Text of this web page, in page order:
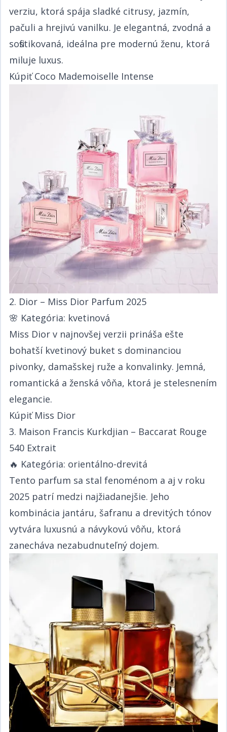
verziu, ktorá spája sladké citrusy, jazmín,
pačuli a hrejivú vanilku. Je elegantná, zvodná a
sofistikovaná, ideálna pre modernú ženu, ktorá
miluje luxus.​​​​‌ ‍ ​‍​‍‌‍ ‌ ​‍‌‍‍‌‌‍‌ ‌‍‍‌‌‍ ‍​‍​‍​ ‍‍​‍​‍‌ ​ ‌‍​‌‌‍ ‍‌‍‍‌‌ ‌​‌ ‍‌​‍ ‍‌‍‍‌‌‍ ​‍​‍​‍ ​​‍​‍‌‍‍​‌ ​‍‌‍‌‌‌‍‌‍​‍​‍​ ‍‍​‍​‍‌‍‍​‌ ‌​‌ ‌​‌ ​​​ ‍‍​‍ ​‍ ‌‍ ​‌‍ ‌‍​ ‌‍​‌‌‍ ​‌‍‍​‌‍ ‌ ​ ‌ ‌​​ ‍‍​ ​ ​ ​​​ ​​​ ​​​‍ ‌ ​ ‌ ‌​‌ ‌‌‌‍‌​‌‍‍‌‌‍ ​‍ ‌‍‍‌‌‍ ‍‌ ‌​‌‍‌‌‌‍ ‍‌ ‌​​‍ ‌‍‌‌‌‍‌​‌‍‍‌‌ ‌​​‍ ‌‍ ‌‌‍ ‌‍‌​‌‍‌‌​ ‌‌ ​​‌ ​‍‌‍‌‌‌ ​ ‌‍‌‌‌‍ ‍‌ ‌​‌‍​‌‌ ‌​‌‍‍‌‌‍ ‌‍ ‍​ ‍ ‌‍‍‌‌‍‌​​ ‌‌ ​​‌‍ ‌ ​ ‌ ‌​​‍ ‌​ ​‍​ ​‍​ ​‍​ ​‍​ ‍‌​ ‍‌​ ‍‌​ ‍ ‌ ‌​‌ ‍‌‌ ​​‌‍‌‌​ ‌‌ ​​‌‍ ‌ ​ ‌ ‌​​ ‍ ‌ ​​‌‍​‌‌ ‌​‌‍‍​​ ‌‌‍​ ‌‍ ‌‍ ‍‌ ‌​‌‍‌‌‌‍ ‍‌ ‌​​‍‌‌​ ‌‌‌​​‍‌‌ ‌‍‍ ‌‍‌‌‌ ‍‌​‍‌‌​ ​ ‌​‌​​‍‌‌​ ​ ‌​‌​​‍‌‌​ ​‍​ ​‍​ ​‍​ ‍‌​ ‍‌​ ‌​​ ​​‌‍‌‌‌‍​ ‌‍‌‍​ ‍‌​ ​‍‌‍​ ​ ‍‌​‍‌‌​ ​‍​ ​‍​‍‌‌​ ‌‌‌​‌​​‍ ‍‌‍​ ‌‍‍​‌‍‍‌‌‍ ​‌‍‌​‌ ​‍‌‍‌‌‌‍ ‍​‍‌‌​ ‌‌‌​​‍‌‌ ‌‍‍ ‌‍‌‌‌ ‍‌​‍‌‌​ ​ ‌​‌​​‍‌‌​ ​ ‌​‌​​‍‌‌​ ​‍​ ​‍​ ​‍​ ‍‌​ ‍‌​ ‌​​ ​​‌‍‌‌‌‍​ ‌‍‌‍​ ‍‌​ ​‍‌‍​ ​ ‍‌​ ​​​‍‌‌​ ​‍​ ​‍​‍‌‌​ ‌‌‌​‌​​‍ ‍‌ ‌​‌‍‌‌‌ ‍​‌ ‌​​ ‌‍​‍‌‍​‌‌ ​ ‌‍‌‌‌‌‌‌‌ ​‍‌‍ ​​ ‌‌‍‍​‌ ‌​‌ ‌​‌ ​​​‍‌‌​ ​ ‌​​‌​‍‌‌​ ​‍‌​‌‍​‍‌‌​ ​‍‌​‌‍‌‍ ​‌‍ ‌‍​ ‌‍​‌‌‍ ​‌‍‍​‌‍ ‌ ​ ‌ ‌​​‍‌‌​ ​ ‌​​‌​ ​ ​ ​​​ ​​​ ​​​‍‌‌​ ​‍‌​‌‍‌ ​ ‌ ‌​‌ ‌‌‌‍‌​‌‍‍‌‌‍ ​‍‌‍‌‍‍‌‌‍‌​​ ‌‌ ​​‌‍ ‌ ​ ‌ ‌​​‍ ‌​ ​‍​ ​‍​ ​‍​ ​‍​ ‍‌​ ‍‌​ ‍‌​‍‌‍‌ ‌​‌ ‍‌‌ ​​‌‍‌‌​ ‌‌ ​​‌‍ ‌ ​ ‌ ‌​​‍‌‍‌ ​​‌‍​‌‌ ‌​‌‍‍​​ ‌‌‍​ ‌‍ ‌‍ ‍‌ ‌​‌‍‌‌‌‍ ‍‌ ‌​​‍‌‌​ ‌‌‌​​‍‌‌ ‌‍‍ ‌‍‌‌‌ ‍‌​‍‌‌​ ​ ‌​‌​​‍‌‌​ ​ ‌​‌​​‍‌‌​ ​‍​ ​‍​ ​‍​ ‍‌​ ‍‌​ ‌​​ ​​‌‍‌‌‌‍​ ‌‍‌‍​ ‍‌​ ​‍‌‍​ ​ ‍‌​‍‌‌​ ​‍​ ​‍​‍‌‌​ ‌‌‌​‌​​‍ ‍‌‍​ ‌‍‍​‌‍‍‌‌‍ ​‌‍‌​‌ ​‍‌‍‌‌‌‍ ‍​‍‌‌​ ‌‌‌​​‍‌‌ ‌‍‍ ‌‍‌‌‌ ‍‌​‍‌‌​ ​ ‌​‌​​‍‌‌​ ​ ‌​‌​​‍‌‌​ ​‍​ ​‍​ ​‍​ ‍‌​ ‍‌​ ‌​​ ​​‌‍‌‌‌‍​ ‌‍‌‍​ ‍‌​ ​‍‌‍​ ​ ‍‌​ ​​​‍‌‌​ ​‍​ ​‍​‍‌‌​ ‌‌‌​‌​​‍ ‍‌ ‌​‌‍‌‌‌ ‍​‌ ‌​​‍‌‍‌ ​​‌‍‌‌‌ ​‍‌ ​ ‌ ​​‌‍‌‌‌‍​ ‌ ‌​‌‍‍‌‌ ‌‍‌‍‌‌​ ‌‌ ​​‌ ‌‌‌‍​‍‌‍ ​‌‍‍‌‌ ​ ‌‍‍​‌‍‌‌‌‍‌​​‍​‍‌ ‌
Kúpiť Coco Mademoiselle Intense​​​​‌ ‍ ​‍​‍‌‍ ‌ ​‍‌‍‍‌‌‍‌ ‌‍‍‌‌‍ ‍​‍​‍​ ‍‍​‍​‍‌ ​ ‌‍​‌‌‍ ‍‌‍‍‌‌ ‌​‌ ‍‌​‍ ‍‌‍‍‌‌‍ ​‍​‍​‍ ​​‍​‍‌‍‍​‌ ​‍‌‍‌‌‌‍‌‍​‍​‍​ ‍‍​‍​‍‌‍‍​‌ ‌​‌ ‌​‌ ​​​ ‍‍​‍ ​‍ ‌‍ ​‌‍ ‌‍​ ‌‍​‌‌‍ ​‌‍‍​‌‍ ‌ ​ ‌ ‌​​ ‍‍​ ​ ​ ​​​ ​​​ ​​​‍ ‌ ​ ‌ ‌​‌ ‌‌‌‍‌​‌‍‍‌‌‍ ​‍ ‌‍‍‌‌‍ ‍‌ ‌​‌‍‌‌‌‍ ‍‌ ‌​​‍ ‌‍‌‌‌‍‌​‌‍‍‌‌ ‌​​‍ ‌‍ ‌‌‍ ‌‍‌​‌‍‌‌​ ‌‌ ​​‌ ​‍‌‍‌‌‌ ​ ‌‍‌‌‌‍ ‍‌ ‌​‌‍​‌‌ ‌​‌‍‍‌‌‍ ‌‍ ‍​ ‍ ‌‍‍‌‌‍‌​​ ‌‌ ​​‌‍ ‌ ​ ‌ ‌​​‍ ‌​ ​‍​ ​‍​ ​‍​ ​‍​ ‍‌​ ‍‌​ ‍‌​ ‍ ‌ ‌​‌ ‍‌‌ ​​‌‍‌‌​ ‌‌ ​​‌‍ ‌ ​ ‌ ‌​​ ‍ ‌ ​​‌‍​‌‌ ‌​‌‍‍​​ ‌‌‍​ ‌‍ ‌‍ ‍‌ ‌​‌‍‌‌‌‍ ‍‌ ‌​​‍‌‌​ ‌‌‌​​‍‌‌ ‌‍‍ ‌‍‌‌‌ ‍‌​‍‌‌​ ​ ‌​‌​​‍‌‌​ ​ ‌​‌​​‍‌‌​ ​‍​ ​‍​ ‌‍​ ​ ​ ‍‌‌‍​ ​ ​ ‌‍​ ‌‍‌‌‌‍‌​​ ​‌​ ‌​​ ‌​​ ​‌​‍‌‌​ ​‍​ ​‍​‍‌‌​ ‌‌‌​‌​​‍ ‍‌‍​ ‌‍‍​‌‍‍‌‌‍ ​‌‍‌​‌ ​‍‌‍‌‌‌‍ ‍​‍‌‌​ ‌‌‌​​‍‌‌ ‌‍‍ ‌‍‌‌‌ ‍‌​‍‌‌​ ​ ‌​‌​​‍‌‌​ ​ ‌​‌​​‍‌‌​ ​‍​ ​‍‌‍​‌​ ‍‌​ ‌‍​ ​‌​ ‍​‌‍‌​​ ​‍​ ‌ ​ ‌‌​ ‌​‌‍‌​​ ‌​​‍‌‌​ ​‍​ ​‍​‍‌‌​ ‌‌‌​‌​​‍ ‍‌ ‌​‌‍‌‌‌ ‍​‌ ‌​​ ‌‍​‍‌‍​‌‌ ​ ‌‍‌‌‌‌‌‌‌ ​‍‌‍ ​​ ‌‌‍‍​‌ ‌​‌ ‌​‌ ​​​‍‌‌​ ​ ‌​​‌​‍‌‌​ ​‍‌​‌‍​‍‌‌​ ​‍‌​‌‍‌‍ ​‌‍ ‌‍​ ‌‍​‌‌‍ ​‌‍‍​‌‍ ‌ ​ ‌ ‌​​‍‌‌​ ​ ‌​​‌​ ​ ​ ​​​ ​​​ ​​​‍‌‌​ ​‍‌​‌‍‌ ​ ‌ ‌​‌ ‌‌‌‍‌​‌‍‍‌‌‍ ​‍‌‍‌‍‍‌‌‍‌​​ ‌‌ ​​‌‍ ‌ ​ ‌ ‌​​‍ ‌​ ​‍​ ​‍​ ​‍​ ​‍​ ‍‌​ ‍‌​ ‍‌​‍‌‍‌ ‌​‌ ‍‌‌ ​​‌‍‌‌​ ‌‌ ​​‌‍ ‌ ​ ‌ ‌​​‍‌‍‌ ​​‌‍​‌‌ ‌​‌‍‍​​ ‌‌‍​ ‌‍ ‌‍ ‍‌ ‌​‌‍‌‌‌‍ ‍‌ ‌​​‍‌‌​ ‌‌‌​​‍‌‌ ‌‍‍ ‌‍‌‌‌ ‍‌​‍‌‌​ ​ ‌​‌​​‍‌‌​ ​ ‌​‌​​‍‌‌​ ​‍​ ​‍​ ‌‍​ ​ ​ ‍‌‌‍​ ​ ​ ‌‍​ ‌‍‌‌‌‍‌​​ ​‌​ ‌​​ ‌​​ ​‌​‍‌‌​ ​‍​ ​‍​‍‌‌​ ‌‌‌​‌​​‍ ‍‌‍​ ‌‍‍​‌‍‍‌‌‍ ​‌‍‌​‌ ​‍‌‍‌‌‌‍ ‍​‍‌‌​ ‌‌‌​​‍‌‌ ‌‍‍ ‌‍‌‌‌ ‍‌​‍‌‌​ ​ ‌​‌​​‍‌‌​ ​ ‌​‌​​‍‌‌​ ​‍​ ​‍‌‍​‌​ ‍‌​ ‌‍​ ​‌​ ‍​‌‍‌​​ ​‍​ ‌ ​ ‌‌​ ‌​‌‍‌​​ ‌​​‍‌‌​ ​‍​ ​‍​‍‌‌​ ‌‌‌​‌​​‍ ‍‌ ‌​‌‍‌‌‌ ‍​‌ ‌​​‍‌‍‌ ​​‌‍‌‌‌ ​‍‌ ​ ‌ ​​‌‍‌‌‌‍​ ‌ ‌​‌‍‍‌‌ ‌‍‌‍‌‌​ ‌‌ ​​‌ ‌‌‌‍​‍‌‍ ​‌‍‍‌‌ ​ ‌‍‍​‌‍‌‌‌‍‌​​‍​‍‌ ‌
2. Dior – Miss Dior Parfum 2025​​​​‌ ‍ ​‍​‍‌‍ ‌ ​‍‌‍‍‌‌‍‌ ‌‍‍‌‌‍ ‍​‍​‍​ ‍‍​‍​‍‌ ​ ‌‍​‌‌‍ ‍‌‍‍‌‌ ‌​‌ ‍‌​‍ ‍‌‍‍‌‌‍ ​‍​‍​‍ ​​‍​‍‌‍‍​‌ ​‍‌‍‌‌‌‍‌‍​‍​‍​ ‍‍​‍​‍‌‍‍​‌ ‌​‌ ‌​‌ ​​​ ‍‍​‍ ​‍ ‌‍ ​‌‍ ‌‍​ ‌‍​‌‌‍ ​‌‍‍​‌‍ ‌ ​ ‌ ‌​​ ‍‍​ ​ ​ ​​​ ​​​ ​​​‍ ‌ ​ ‌ ‌​‌ ‌‌‌‍‌​‌‍‍‌‌‍ ​‍ ‌‍‍‌‌‍ ‍‌ ‌​‌‍‌‌‌‍ ‍‌ ‌​​‍ ‌‍‌‌‌‍‌​‌‍‍‌‌ ‌​​‍ ‌‍ ‌‌‍ ‌‍‌​‌‍‌‌​ ‌‌ ​​‌ ​‍‌‍‌‌‌ ​ ‌‍‌‌‌‍ ‍‌ ‌​‌‍​‌‌ ‌​‌‍‍‌‌‍ ‌‍ ‍​ ‍ ‌‍‍‌‌‍‌​​ ‌‌ ​​‌‍ ‌ ​ ‌ ‌​​‍ ‌​ ​‍​ ​‍​ ​‍​ ​‍​ ‍‌​ ‍‌​ ‍‌​ ‍ ‌ ‌​‌ ‍‌‌ ​​‌‍‌‌​ ‌‌ ​​‌‍ ‌ ​ ‌ ‌​​ ‍ ‌ ​​‌‍​‌‌ ‌​‌‍‍​​ ‌‌‍​ ‌‍ ‌‍ ‍‌ ‌​‌‍‌‌‌‍ ‍‌ ‌​​‍‌‌​ ‌‌‌​​‍‌‌ ‌‍‍ ‌‍‌‌‌ ‍‌​‍‌‌​ ​ ‌​‌​​‍‌‌​ ​ ‌​‌​​‍‌‌​ ​‍​ ​‍​ ​‌‌‍​‌​ ‌​‌‍‌‌​ ​​​ ‌ ​ ‌​​ ‌‌​ ​ ​ ‌‍​ ​‌‌‍​ ​‍‌‌​ ​‍​ ​‍​‍‌‌​ ‌‌‌​‌​​‍ ‍‌‍​ ‌‍‍​‌‍‍‌‌‍ ​‌‍‌​‌ ​‍‌‍‌‌‌‍ ‍​‍‌‌​ ‌‌‌​​‍‌‌ ‌‍‍ ‌‍‌‌‌ ‍‌​‍‌‌​ ​ ‌​‌​​‍‌‌​ ​ ‌​‌​​‍‌‌​ ​‍​ ​‍​ ​‌‌‍​‌​ ‌​‌‍‌‌​ ​​​ ‌ ​ ‌​​ ‌‌​ ​ ​ ‌‍​ ​‌‌‍​ ​ ​​​‍‌‌​ ​‍​ ​‍​‍‌‌​ ‌‌‌​‌​​‍ ‍‌ ‌​‌‍‌‌‌ ‍​‌ ‌​​ ‌‍​‍‌‍​‌‌ ​ ‌‍‌‌‌‌‌‌‌ ​‍‌‍ ​​ ‌‌‍‍​‌ ‌​‌ ‌​‌ ​​​‍‌‌​ ​ ‌​​‌​‍‌‌​ ​‍‌​‌‍​‍‌‌​ ​‍‌​‌‍‌‍ ​‌‍ ‌‍​ ‌‍​‌‌‍ ​‌‍‍​‌‍ ‌ ​ ‌ ‌​​‍‌‌​ ​ ‌​​‌​ ​ ​ ​​​ ​​​ ​​​‍‌‌​ ​‍‌​‌‍‌ ​ ‌ ‌​‌ ‌‌‌‍‌​‌‍‍‌‌‍ ​‍‌‍‌‍‍‌‌‍‌​​ ‌‌ ​​‌‍ ‌ ​ ‌ ‌​​‍ ‌​ ​‍​ ​‍​ ​‍​ ​‍​ ‍‌​ ‍‌​ ‍‌​‍‌‍‌ ‌​‌ ‍‌‌ ​​‌‍‌‌​ ‌‌ ​​‌‍ ‌ ​ ‌ ‌​​‍‌‍‌ ​​‌‍​‌‌ ‌​‌‍‍​​ ‌‌‍​ ‌‍ ‌‍ ‍‌ ‌​‌‍‌‌‌‍ ‍‌ ‌​​‍‌‌​ ‌‌‌​​‍‌‌ ‌‍‍ ‌‍‌‌‌ ‍‌​‍‌‌​ ​ ‌​‌​​‍‌‌​ ​ ‌​‌​​‍‌‌​ ​‍​ ​‍​ ​‌‌‍​‌​ ‌​‌‍‌‌​ ​​​ ‌ ​ ‌​​ ‌‌​ ​ ​ ‌‍​ ​‌‌‍​ ​‍‌‌​ ​‍​ ​‍​‍‌‌​ ‌‌‌​‌​​‍ ‍‌‍​ ‌‍‍​‌‍‍‌‌‍ ​‌‍‌​‌ ​‍‌‍‌‌‌‍ ‍​‍‌‌​ ‌‌‌​​‍‌‌ ‌‍‍ ‌‍‌‌‌ ‍‌​‍‌‌​ ​ ‌​‌​​‍‌‌​ ​ ‌​‌​​‍‌‌​ ​‍​ ​‍​ ​‌‌‍​‌​ ‌​‌‍‌‌​ ​​​ ‌ ​ ‌​​ ‌‌​ ​ ​ ‌‍​ ​‌‌‍​ ​ ​​​‍‌‌​ ​‍​ ​‍​‍‌‌​ ‌‌‌​‌​​‍ ‍‌ ‌​‌‍‌‌‌ ‍​‌ ‌​​‍‌‍‌ ​​‌‍‌‌‌ ​‍‌ ​ ‌ ​​‌‍‌‌‌‍​ ‌ ‌​‌‍‍‌‌ ‌‍‌‍‌‌​ ‌‌ ​​‌ ‌‌‌‍​‍‌‍ ​‌‍‍‌‌ ​ ‌‍‍​‌‍‌‌‌‍‌​​‍​‍‌ ‌
🌸 ​​​​‌ ‍ ​‍​‍‌‍ ‌ ​‍‌‍‍‌‌‍‌ ‌‍‍‌‌‍ ‍​‍​‍​ ‍‍​‍​‍‌ ​ ‌‍​‌‌‍ ‍‌‍‍‌‌ ‌​‌ ‍‌​‍ ‍‌‍‍‌‌‍ ​‍​‍​‍ ​​‍​‍‌‍‍​‌ ​‍‌‍‌‌‌‍‌‍​‍​‍​ ‍‍​‍​‍‌‍‍​‌ ‌​‌ ‌​‌ ​​​ ‍‍​‍ ​‍ ‌‍ ​‌‍ ‌‍​ ‌‍​‌‌‍ ​‌‍‍​‌‍ ‌ ​ ‌ ‌​​ ‍‍​ ​ ​ ​​​ ​​​ ​​​‍ ‌ ​ ‌ ‌​‌ ‌‌‌‍‌​‌‍‍‌‌‍ ​‍ ‌‍‍‌‌‍ ‍‌ ‌​‌‍‌‌‌‍ ‍‌ ‌​​‍ ‌‍‌‌‌‍‌​‌‍‍‌‌ ‌​​‍ ‌‍ ‌‌‍ ‌‍‌​‌‍‌‌​ ‌‌ ​​‌ ​‍‌‍‌‌‌ ​ ‌‍‌‌‌‍ ‍‌ ‌​‌‍​‌‌ ‌​‌‍‍‌‌‍ ‌‍ ‍​ ‍ ‌‍‍‌‌‍‌​​ ‌‌ ​​‌‍ ‌ ​ ‌ ‌​​‍ ‌​ ​‍​ ​‍​ ​‍​ ​‍​ ‍‌​ ‍‌​ ‍‌​ ‍ ‌ ‌​‌ ‍‌‌ ​​‌‍‌‌​ ‌‌ ​​‌‍ ‌ ​ ‌ ‌​​ ‍ ‌ ​​‌‍​‌‌ ‌​‌‍‍​​ ‌‌‍​ ‌‍ ‌‍ ‍‌ ‌​‌‍‌‌‌‍ ‍‌ ‌​​‍‌‌​ ‌‌‌​​‍‌‌ ‌‍‍ ‌‍‌‌‌ ‍‌​‍‌‌​ ​ ‌​‌​​‍‌‌​ ​ ‌​‌​​‍‌‌​ ​‍​ ​‍​ ​​‌‍​‍​ ‍​​ ‌‌​ ​ ​ ​‍‌‍‌‌​ ​‍‌‍‌‍​ ​​​ ​ ​ ‌‌​‍‌‌​ ​‍​ ​‍​‍‌‌​ ‌‌‌​‌​​‍ ‍‌‍​ ‌‍‍​‌‍‍‌‌‍ ​‌‍‌​‌ ​‍‌‍‌‌‌‍ ‍​‍‌‌​ ‌‌‌​​‍‌‌ ‌‍‍ ‌‍‌‌‌ ‍‌​‍‌‌​ ​ ‌​‌​​‍‌‌​ ​ ‌​‌​​‍‌‌​ ​‍​ ​‍​ ​​‌‍​‍​ ‍​​ ‌‌​ ​ ​ ​‍‌‍‌‌​ ​‍‌‍‌‍​ ​​​ ​ ​ ‌‌​ ​​​‍‌‌​ ​‍​ ​‍​‍‌‌​ ‌‌‌​‌​​‍ ‍‌ ‌​‌‍‌‌‌ ‍​‌ ‌​​ ‌‍​‍‌‍​‌‌ ​ ‌‍‌‌‌‌‌‌‌ ​‍‌‍ ​​ ‌‌‍‍​‌ ‌​‌ ‌​‌ ​​​‍‌‌​ ​ ‌​​‌​‍‌‌​ ​‍‌​‌‍​‍‌‌​ ​‍‌​‌‍‌‍ ​‌‍ ‌‍​ ‌‍​‌‌‍ ​‌‍‍​‌‍ ‌ ​ ‌ ‌​​‍‌‌​ ​ ‌​​‌​ ​ ​ ​​​ ​​​ ​​​‍‌‌​ ​‍‌​‌‍‌ ​ ‌ ‌​‌ ‌‌‌‍‌​‌‍‍‌‌‍ ​‍‌‍‌‍‍‌‌‍‌​​ ‌‌ ​​‌‍ ‌ ​ ‌ ‌​​‍ ‌​ ​‍​ ​‍​ ​‍​ ​‍​ ‍‌​ ‍‌​ ‍‌​‍‌‍‌ ‌​‌ ‍‌‌ ​​‌‍‌‌​ ‌‌ ​​‌‍ ‌ ​ ‌ ‌​​‍‌‍‌ ​​‌‍​‌‌ ‌​‌‍‍​​ ‌‌‍​ ‌‍ ‌‍ ‍‌ ‌​‌‍‌‌‌‍ ‍‌ ‌​​‍‌‌​ ‌‌‌​​‍‌‌ ‌‍‍ ‌‍‌‌‌ ‍‌​‍‌‌​ ​ ‌​‌​​‍‌‌​ ​ ‌​‌​​‍‌‌​ ​‍​ ​‍​ ​​‌‍​‍​ ‍​​ ‌‌​ ​ ​ ​‍‌‍‌‌​ ​‍‌‍‌‍​ ​​​ ​ ​ ‌‌​‍‌‌​ ​‍​ ​‍​‍‌‌​ ‌‌‌​‌​​‍ ‍‌‍​ ‌‍‍​‌‍‍‌‌‍ ​‌‍‌​‌ ​‍‌‍‌‌‌‍ ‍​‍‌‌​ ‌‌‌​​‍‌‌ ‌‍‍ ‌‍‌‌‌ ‍‌​‍‌‌​ ​ ‌​‌​​‍‌‌​ ​ ‌​‌​​‍‌‌​ ​‍​ ​‍​ ​​‌‍​‍​ ‍​​ ‌‌​ ​ ​ ​‍‌‍‌‌​ ​‍‌‍‌‍​ ​​​ ​ ​ ‌‌​ ​​​‍‌‌​ ​‍​ ​‍​‍‌‌​ ‌‌‌​‌​​‍ ‍‌ ‌​‌‍‌‌‌ ‍​‌ ‌​​‍‌‍‌ ​​‌‍‌‌‌ ​‍‌ ​ ‌ ​​‌‍‌‌‌‍​ ‌ ‌​‌‍‍‌‌ ‌‍‌‍‌‌​ ‌‌ ​​‌ ‌‌‌‍​‍‌‍ ​‌‍‍‌‌ ​ ‌‍‍​‌‍‌‌‌‍‌​​‍​‍‌ ‌ Kategória: kvetinová​​​​‌ ‍ ​‍​‍‌‍ ‌ ​‍‌‍‍‌‌‍‌ ‌‍‍‌‌‍ ‍​‍​‍​ ‍‍​‍​‍‌ ​ ‌‍​‌‌‍ ‍‌‍‍‌‌ ‌​‌ ‍‌​‍ ‍‌‍‍‌‌‍ ​‍​‍​‍ ​​‍​‍‌‍‍​‌ ​‍‌‍‌‌‌‍‌‍​‍​‍​ ‍‍​‍​‍‌‍‍​‌ ‌​‌ ‌​‌ ​​​ ‍‍​‍ ​‍ ‌‍ ​‌‍ ‌‍​ ‌‍​‌‌‍ ​‌‍‍​‌‍ ‌ ​ ‌ ‌​​ ‍‍​ ​ ​ ​​​ ​​​ ​​​‍ ‌ ​ ‌ ‌​‌ ‌‌‌‍‌​‌‍‍‌‌‍ ​‍ ‌‍‍‌‌‍ ‍‌ ‌​‌‍‌‌‌‍ ‍‌ ‌​​‍ ‌‍‌‌‌‍‌​‌‍‍‌‌ ‌​​‍ ‌‍ ‌‌‍ ‌‍‌​‌‍‌‌​ ‌‌ ​​‌ ​‍‌‍‌‌‌ ​ ‌‍‌‌‌‍ ‍‌ ‌​‌‍​‌‌ ‌​‌‍‍‌‌‍ ‌‍ ‍​ ‍ ‌‍‍‌‌‍‌​​ ‌‌ ​​‌‍ ‌ ​ ‌ ‌​​‍ ‌​ ​‍​ ​‍​ ​‍​ ​‍​ ‍‌​ ‍‌​ ‍‌​ ‍ ‌ ‌​‌ ‍‌‌ ​​‌‍‌‌​ ‌‌ ​​‌‍ ‌ ​ ‌ ‌​​ ‍ ‌ ​​‌‍​‌‌ ‌​‌‍‍​​ ‌‌‍​ ‌‍ ‌‍ ‍‌ ‌​‌‍‌‌‌‍ ‍‌ ‌​​‍‌‌​ ‌‌‌​​‍‌‌ ‌‍‍ ‌‍‌‌‌ ‍‌​‍‌‌​ ​ ‌​‌​​‍‌‌​ ​ ‌​‌​​‍‌‌​ ​‍​ ​‍​ ​​‌‍​‍​ ‍​​ ‌‌​ ​ ​ ​‍‌‍‌‌​ ​‍‌‍‌‍​ ​​​ ​ ​ ‌‌​‍‌‌​ ​‍​ ​‍​‍‌‌​ ‌‌‌​‌​​‍ ‍‌‍​ ‌‍‍​‌‍‍‌‌‍ ​‌‍‌​‌ ​‍‌‍‌‌‌‍ ‍​‍‌‌​ ‌‌‌​​‍‌‌ ‌‍‍ ‌‍‌‌‌ ‍‌​‍‌‌​ ​ ‌​‌​​‍‌‌​ ​ ‌​‌​​‍‌‌​ ​‍​ ​‍​ ​​‌‍​‍​ ‍​​ ‌‌​ ​ ​ ​‍‌‍‌‌​ ​‍‌‍‌‍​ ​​​ ​ ​ ‌‌​ ​‌​‍‌‌​ ​‍​ ​‍​‍‌‌​ ‌‌‌​‌​​‍ ‍‌ ‌​‌‍‌‌‌ ‍​‌ ‌​​ ‌‍​‍‌‍​‌‌ ​ ‌‍‌‌‌‌‌‌‌ ​‍‌‍ ​​ ‌‌‍‍​‌ ‌​‌ ‌​‌ ​​​‍‌‌​ ​ ‌​​‌​‍‌‌​ ​‍‌​‌‍​‍‌‌​ ​‍‌​‌‍‌‍ ​‌‍ ‌‍​ ‌‍​‌‌‍ ​‌‍‍​‌‍ ‌ ​ ‌ ‌​​‍‌‌​ ​ ‌​​‌​ ​ ​ ​​​ ​​​ ​​​‍‌‌​ ​‍‌​‌‍‌ ​ ‌ ‌​‌ ‌‌‌‍‌​‌‍‍‌‌‍ ​‍‌‍‌‍‍‌‌‍‌​​ ‌‌ ​​‌‍ ‌ ​ ‌ ‌​​‍ ‌​ ​‍​ ​‍​ ​‍​ ​‍​ ‍‌​ ‍‌​ ‍‌​‍‌‍‌ ‌​‌ ‍‌‌ ​​‌‍‌‌​ ‌‌ ​​‌‍ ‌ ​ ‌ ‌​​‍‌‍‌ ​​‌‍​‌‌ ‌​‌‍‍​​ ‌‌‍​ ‌‍ ‌‍ ‍‌ ‌​‌‍‌‌‌‍ ‍‌ ‌​​‍‌‌​ ‌‌‌​​‍‌‌ ‌‍‍ ‌‍‌‌‌ ‍‌​‍‌‌​ ​ ‌​‌​​‍‌‌​ ​ ‌​‌​​‍‌‌​ ​‍​ ​‍​ ​​‌‍​‍​ ‍​​ ‌‌​ ​ ​ ​‍‌‍‌‌​ ​‍‌‍‌‍​ ​​​ ​ ​ ‌‌​‍‌‌​ ​‍​ ​‍​‍‌‌​ ‌‌‌​‌​​‍ ‍‌‍​ ‌‍‍​‌‍‍‌‌‍ ​‌‍‌​‌ ​‍‌‍‌‌‌‍ ‍​‍‌‌​ ‌‌‌​​‍‌‌ ‌‍‍ ‌‍‌‌‌ ‍‌​‍‌‌​ ​ ‌​‌​​‍‌‌​ ​ ‌​‌​​‍‌‌​ ​‍​ ​‍​ ​​‌‍​‍​ ‍​​ ‌‌​ ​ ​ ​‍‌‍‌‌​ ​‍‌‍‌‍​ ​​​ ​ ​ ‌‌​ ​‌​‍‌‌​ ​‍​ ​‍​‍‌‌​ ‌‌‌​‌​​‍ ‍‌ ‌​‌‍‌‌‌ ‍​‌ ‌​​‍‌‍‌ ​​‌‍‌‌‌ ​‍‌ ​ ‌ ​​‌‍‌‌‌‍​ ‌ ‌​‌‍‍‌‌ ‌‍‌‍‌‌​ ‌‌ ​​‌ ‌‌‌‍​‍‌‍ ​‌‍‍‌‌ ​ ‌‍‍​‌‍‌‌‌‍‌​​‍​‍‌ ‌
Miss Dior v najnovšej verzii prináša ešte
bohatší kvetinový buket s dominanciou
pivonky, damašskej ruže a konvalinky. Jemná,
romantická a ženská vôňa, ktorá je stelesnením
elegancie.​​​​‌ ‍ ​‍​‍‌‍ ‌ ​‍‌‍‍‌‌‍‌ ‌‍‍‌‌‍ ‍​‍​‍​ ‍‍​‍​‍‌ ​ ‌‍​‌‌‍ ‍‌‍‍‌‌ ‌​‌ ‍‌​‍ ‍‌‍‍‌‌‍ ​‍​‍​‍ ​​‍​‍‌‍‍​‌ ​‍‌‍‌‌‌‍‌‍​‍​‍​ ‍‍​‍​‍‌‍‍​‌ ‌​‌ ‌​‌ ​​​ ‍‍​‍ ​‍ ‌‍ ​‌‍ ‌‍​ ‌‍​‌‌‍ ​‌‍‍​‌‍ ‌ ​ ‌ ‌​​ ‍‍​ ​ ​ ​​​ ​​​ ​​​‍ ‌ ​ ‌ ‌​‌ ‌‌‌‍‌​‌‍‍‌‌‍ ​‍ ‌‍‍‌‌‍ ‍‌ ‌​‌‍‌‌‌‍ ‍‌ ‌​​‍ ‌‍‌‌‌‍‌​‌‍‍‌‌ ‌​​‍ ‌‍ ‌‌‍ ‌‍‌​‌‍‌‌​ ‌‌ ​​‌ ​‍‌‍‌‌‌ ​ ‌‍‌‌‌‍ ‍‌ ‌​‌‍​‌‌ ‌​‌‍‍‌‌‍ ‌‍ ‍​ ‍ ‌‍‍‌‌‍‌​​ ‌‌ ​​‌‍ ‌ ​ ‌ ‌​​‍ ‌​ ​‍​ ​‍​ ​‍​ ​‍​ ‍‌​ ‍‌​ ‍‌​ ‍ ‌ ‌​‌ ‍‌‌ ​​‌‍‌‌​ ‌‌ ​​‌‍ ‌ ​ ‌ ‌​​ ‍ ‌ ​​‌‍​‌‌ ‌​‌‍‍​​ ‌‌‍​ ‌‍ ‌‍ ‍‌ ‌​‌‍‌‌‌‍ ‍‌ ‌​​‍‌‌​ ‌‌‌​​‍‌‌ ‌‍‍ ‌‍‌‌‌ ‍‌​‍‌‌​ ​ ‌​‌​​‍‌‌​ ​ ‌​‌​​‍‌‌​ ​‍​ ​‍‌‍​‌​ ​​​ ​‍​ ‌ ‌‍‌​​ ​‌​ ​ ​ ‌‌​ ‍‌‌‍​‌‌‍​‍‌‍​ ​‍‌‌​ ​‍​ ​‍​‍‌‌​ ‌‌‌​‌​​‍ ‍‌‍​ ‌‍‍​‌‍‍‌‌‍ ​‌‍‌​‌ ​‍‌‍‌‌‌‍ ‍​‍‌‌​ ‌‌‌​​‍‌‌ ‌‍‍ ‌‍‌‌‌ ‍‌​‍‌‌​ ​ ‌​‌​​‍‌‌​ ​ ‌​‌​​‍‌‌​ ​‍​ ​‍‌‍​‌​ ​​​ ​‍​ ‌ ‌‍‌​​ ​‌​ ​ ​ ‌‌​ ‍‌‌‍​‌‌‍​‍‌‍​ ​ ​​​‍‌‌​ ​‍​ ​‍​‍‌‌​ ‌‌‌​‌​​‍ ‍‌ ‌​‌‍‌‌‌ ‍​‌ ‌​​ ‌‍​‍‌‍​‌‌ ​ ‌‍‌‌‌‌‌‌‌ ​‍‌‍ ​​ ‌‌‍‍​‌ ‌​‌ ‌​‌ ​​​‍‌‌​ ​ ‌​​‌​‍‌‌​ ​‍‌​‌‍​‍‌‌​ ​‍‌​‌‍‌‍ ​‌‍ ‌‍​ ‌‍​‌‌‍ ​‌‍‍​‌‍ ‌ ​ ‌ ‌​​‍‌‌​ ​ ‌​​‌​ ​ ​ ​​​ ​​​ ​​​‍‌‌​ ​‍‌​‌‍‌ ​ ‌ ‌​‌ ‌‌‌‍‌​‌‍‍‌‌‍ ​‍‌‍‌‍‍‌‌‍‌​​ ‌‌ ​​‌‍ ‌ ​ ‌ ‌​​‍ ‌​ ​‍​ ​‍​ ​‍​ ​‍​ ‍‌​ ‍‌​ ‍‌​‍‌‍‌ ‌​‌ ‍‌‌ ​​‌‍‌‌​ ‌‌ ​​‌‍ ‌ ​ ‌ ‌​​‍‌‍‌ ​​‌‍​‌‌ ‌​‌‍‍​​ ‌‌‍​ ‌‍ ‌‍ ‍‌ ‌​‌‍‌‌‌‍ ‍‌ ‌​​‍‌‌​ ‌‌‌​​‍‌‌ ‌‍‍ ‌‍‌‌‌ ‍‌​‍‌‌​ ​ ‌​‌​​‍‌‌​ ​ ‌​‌​​‍‌‌​ ​‍​ ​‍‌‍​‌​ ​​​ ​‍​ ‌ ‌‍‌​​ ​‌​ ​ ​ ‌‌​ ‍‌‌‍​‌‌‍​‍‌‍​ ​‍‌‌​ ​‍​ ​‍​‍‌‌​ ‌‌‌​‌​​‍ ‍‌‍​ ‌‍‍​‌‍‍‌‌‍ ​‌‍‌​‌ ​‍‌‍‌‌‌‍ ‍​‍‌‌​ ‌‌‌​​‍‌‌ ‌‍‍ ‌‍‌‌‌ ‍‌​‍‌‌​ ​ ‌​‌​​‍‌‌​ ​ ‌​‌​​‍‌‌​ ​‍​ ​‍‌‍​‌​ ​​​ ​‍​ ‌ ‌‍‌​​ ​‌​ ​ ​ ‌‌​ ‍‌‌‍​‌‌‍​‍‌‍​ ​ ​​​‍‌‌​ ​‍​ ​‍​‍‌‌​ ‌‌‌​‌​​‍ ‍‌ ‌​‌‍‌‌‌ ‍​‌ ‌​​‍‌‍‌ ​​‌‍‌‌‌ ​‍‌ ​ ‌ ​​‌‍‌‌‌‍​ ‌ ‌​‌‍‍‌‌ ‌‍‌‍‌‌​ ‌‌ ​​‌ ‌‌‌‍​‍‌‍ ​‌‍‍‌‌ ​ ‌‍‍​‌‍‌‌‌‍‌​​‍​‍‌ ‌
Kúpiť Miss Dior ​​​​‌ ‍ ​‍​‍‌‍ ‌ ​‍‌‍‍‌‌‍‌ ‌‍‍‌‌‍ ‍​‍​‍​ ‍‍​‍​‍‌ ​ ‌‍​‌‌‍ ‍‌‍‍‌‌ ‌​‌ ‍‌​‍ ‍‌‍‍‌‌‍ ​‍​‍​‍ ​​‍​‍‌‍‍​‌ ​‍‌‍‌‌‌‍‌‍​‍​‍​ ‍‍​‍​‍‌‍‍​‌ ‌​‌ ‌​‌ ​​​ ‍‍​‍ ​‍ ‌‍ ​‌‍ ‌‍​ ‌‍​‌‌‍ ​‌‍‍​‌‍ ‌ ​ ‌ ‌​​ ‍‍​ ​ ​ ​​​ ​​​ ​​​‍ ‌ ​ ‌ ‌​‌ ‌‌‌‍‌​‌‍‍‌‌‍ ​‍ ‌‍‍‌‌‍ ‍‌ ‌​‌‍‌‌‌‍ ‍‌ ‌​​‍ ‌‍‌‌‌‍‌​‌‍‍‌‌ ‌​​‍ ‌‍ ‌‌‍ ‌‍‌​‌‍‌‌​ ‌‌ ​​‌ ​‍‌‍‌‌‌ ​ ‌‍‌‌‌‍ ‍‌ ‌​‌‍​‌‌ ‌​‌‍‍‌‌‍ ‌‍ ‍​ ‍ ‌‍‍‌‌‍‌​​ ‌‌ ​​‌‍ ‌ ​ ‌ ‌​​‍ ‌​ ​‍​ ​‍​ ​‍​ ​‍​ ‍‌​ ‍‌​ ‍‌​ ‍ ‌ ‌​‌ ‍‌‌ ​​‌‍‌‌​ ‌‌ ​​‌‍ ‌ ​ ‌ ‌​​ ‍ ‌ ​​‌‍​‌‌ ‌​‌‍‍​​ ‌‌‍​ ‌‍ ‌‍ ‍‌ ‌​‌‍‌‌‌‍ ‍‌ ‌​​‍‌‌​ ‌‌‌​​‍‌‌ ‌‍‍ ‌‍‌‌‌ ‍‌​‍‌‌​ ​ ‌​‌​​‍‌‌​ ​ ‌​‌​​‍‌‌​ ​‍​ ​‍‌‍‌​​ ‌ ​ ‌ ‌‍‌​​ ‌‍​ ‍‌​ ‌‍​ ​ ​ ‌​​ ‌​‌‍‌‌​ ​​​‍‌‌​ ​‍​ ​‍​‍‌‌​ ‌‌‌​‌​​‍ ‍‌‍​ ‌‍‍​‌‍‍‌‌‍ ​‌‍‌​‌ ​‍‌‍‌‌‌‍ ‍​‍‌‌​ ‌‌‌​​‍‌‌ ‌‍‍ ‌‍‌‌‌ ‍‌​‍‌‌​ ​ ‌​‌​​‍‌‌​ ​ ‌​‌​​‍‌‌​ ​‍​ ​‍​ ​‍‌‍‌‍‌‍​ ​ ‌‌‌‍​‌​ ‌​​ ‌‍‌‍‌​‌‍‌‍‌‍​ ​ ​ ​ ‌ ​‍‌‌​ ​‍​ ​‍​‍‌‌​ ‌‌‌​‌​​‍ ‍‌ ‌​‌‍‌‌‌ ‍​‌ ‌​​ ‌‍​‍‌‍​‌‌ ​ ‌‍‌‌‌‌‌‌‌ ​‍‌‍ ​​ ‌‌‍‍​‌ ‌​‌ ‌​‌ ​​​‍‌‌​ ​ ‌​​‌​‍‌‌​ ​‍‌​‌‍​‍‌‌​ ​‍‌​‌‍‌‍ ​‌‍ ‌‍​ ‌‍​‌‌‍ ​‌‍‍​‌‍ ‌ ​ ‌ ‌​​‍‌‌​ ​ ‌​​‌​ ​ ​ ​​​ ​​​ ​​​‍‌‌​ ​‍‌​‌‍‌ ​ ‌ ‌​‌ ‌‌‌‍‌​‌‍‍‌‌‍ ​‍‌‍‌‍‍‌‌‍‌​​ ‌‌ ​​‌‍ ‌ ​ ‌ ‌​​‍ ‌​ ​‍​ ​‍​ ​‍​ ​‍​ ‍‌​ ‍‌​ ‍‌​‍‌‍‌ ‌​‌ ‍‌‌ ​​‌‍‌‌​ ‌‌ ​​‌‍ ‌ ​ ‌ ‌​​‍‌‍‌ ​​‌‍​‌‌ ‌​‌‍‍​​ ‌‌‍​ ‌‍ ‌‍ ‍‌ ‌​‌‍‌‌‌‍ ‍‌ ‌​​‍‌‌​ ‌‌‌​​‍‌‌ ‌‍‍ ‌‍‌‌‌ ‍‌​‍‌‌​ ​ ‌​‌​​‍‌‌​ ​ ‌​‌​​‍‌‌​ ​‍​ ​‍‌‍‌​​ ‌ ​ ‌ ‌‍‌​​ ‌‍​ ‍‌​ ‌‍​ ​ ​ ‌​​ ‌​‌‍‌‌​ ​​​‍‌‌​ ​‍​ ​‍​‍‌‌​ ‌‌‌​‌​​‍ ‍‌‍​ ‌‍‍​‌‍‍‌‌‍ ​‌‍‌​‌ ​‍‌‍‌‌‌‍ ‍​‍‌‌​ ‌‌‌​​‍‌‌ ‌‍‍ ‌‍‌‌‌ ‍‌​‍‌‌​ ​ ‌​‌​​‍‌‌​ ​ ‌​‌​​‍‌‌​ ​‍​ ​‍​ ​‍‌‍‌‍‌‍​ ​ ‌‌‌‍​‌​ ‌​​ ‌‍‌‍‌​‌‍‌‍‌‍​ ​ ​ ​ ‌ ​‍‌‌​ ​‍​ ​‍​‍‌‌​ ‌‌‌​‌​​‍ ‍‌ ‌​‌‍‌‌‌ ‍​‌ ‌​​‍‌‍‌ ​​‌‍‌‌‌ ​‍‌ ​ ‌ ​​‌‍‌‌‌‍​ ‌ ‌​‌‍‍‌‌ ‌‍‌‍‌‌​ ‌‌ ​​‌ ‌‌‌‍​‍‌‍ ​‌‍‍‌‌ ​ ‌‍‍​‌‍‌‌‌‍‌​​‍​‍‌ ‌
3. Maison Francis Kurkdjian – Baccarat Rouge
540 Extrait​​​​‌ ‍ ​‍​‍‌‍ ‌ ​‍‌‍‍‌‌‍‌ ‌‍‍‌‌‍ ‍​‍​‍​ ‍‍​‍​‍‌ ​ ‌‍​‌‌‍ ‍‌‍‍‌‌ ‌​‌ ‍‌​‍ ‍‌‍‍‌‌‍ ​‍​‍​‍ ​​‍​‍‌‍‍​‌ ​‍‌‍‌‌‌‍‌‍​‍​‍​ ‍‍​‍​‍‌‍‍​‌ ‌​‌ ‌​‌ ​​​ ‍‍​‍ ​‍ ‌‍ ​‌‍ ‌‍​ ‌‍​‌‌‍ ​‌‍‍​‌‍ ‌ ​ ‌ ‌​​ ‍‍​ ​ ​ ​​​ ​​​ ​​​‍ ‌ ​ ‌ ‌​‌ ‌‌‌‍‌​‌‍‍‌‌‍ ​‍ ‌‍‍‌‌‍ ‍‌ ‌​‌‍‌‌‌‍ ‍‌ ‌​​‍ ‌‍‌‌‌‍‌​‌‍‍‌‌ ‌​​‍ ‌‍ ‌‌‍ ‌‍‌​‌‍‌‌​ ‌‌ ​​‌ ​‍‌‍‌‌‌ ​ ‌‍‌‌‌‍ ‍‌ ‌​‌‍​‌‌ ‌​‌‍‍‌‌‍ ‌‍ ‍​ ‍ ‌‍‍‌‌‍‌​​ ‌‌ ​​‌‍ ‌ ​ ‌ ‌​​‍ ‌​ ​‍​ ​‍​ ​‍​ ​‍​ ‍‌​ ‍‌​ ‍‌​ ‍ ‌ ‌​‌ ‍‌‌ ​​‌‍‌‌​ ‌‌ ​​‌‍ ‌ ​ ‌ ‌​​ ‍ ‌ ​​‌‍​‌‌ ‌​‌‍‍​​ ‌‌‍​ ‌‍ ‌‍ ‍‌ ‌​‌‍‌‌‌‍ ‍‌ ‌​​‍‌‌​ ‌‌‌​​‍‌‌ ‌‍‍ ‌‍‌‌‌ ‍‌​‍‌‌​ ​ ‌​‌​​‍‌‌​ ​ ‌​‌​​‍‌‌​ ​‍​ ​‍​ ‌​‌‍‌‍‌‍‌‌‌‍‌​​ ​‌​ ​ ‌‍​‌​ ‌ ‌‍‌​‌‍​‍‌‍‌‌‌‍​ ​‍‌‌​ ​‍​ ​‍​‍‌‌​ ‌‌‌​‌​​‍ ‍‌‍​ ‌‍‍​‌‍‍‌‌‍ ​‌‍‌​‌ ​‍‌‍‌‌‌‍ ‍​‍‌‌​ ‌‌‌​​‍‌‌ ‌‍‍ ‌‍‌‌‌ ‍‌​‍‌‌​ ​ ‌​‌​​‍‌‌​ ​ ‌​‌​​‍‌‌​ ​‍​ ​‍​ ‌​‌‍‌‍‌‍‌‌‌‍‌​​ ​‌​ ​ ‌‍​‌​ ‌ ‌‍‌​‌‍​‍‌‍‌‌‌‍​ ​ ​​​‍‌‌​ ​‍​ ​‍​‍‌‌​ ‌‌‌​‌​​‍ ‍‌ ‌​‌‍‌‌‌ ‍​‌ ‌​​ ‌‍​‍‌‍​‌‌ ​ ‌‍‌‌‌‌‌‌‌ ​‍‌‍ ​​ ‌‌‍‍​‌ ‌​‌ ‌​‌ ​​​‍‌‌​ ​ ‌​​‌​‍‌‌​ ​‍‌​‌‍​‍‌‌​ ​‍‌​‌‍‌‍ ​‌‍ ‌‍​ ‌‍​‌‌‍ ​‌‍‍​‌‍ ‌ ​ ‌ ‌​​‍‌‌​ ​ ‌​​‌​ ​ ​ ​​​ ​​​ ​​​‍‌‌​ ​‍‌​‌‍‌ ​ ‌ ‌​‌ ‌‌‌‍‌​‌‍‍‌‌‍ ​‍‌‍‌‍‍‌‌‍‌​​ ‌‌ ​​‌‍ ‌ ​ ‌ ‌​​‍ ‌​ ​‍​ ​‍​ ​‍​ ​‍​ ‍‌​ ‍‌​ ‍‌​‍‌‍‌ ‌​‌ ‍‌‌ ​​‌‍‌‌​ ‌‌ ​​‌‍ ‌ ​ ‌ ‌​​‍‌‍‌ ​​‌‍​‌‌ ‌​‌‍‍​​ ‌‌‍​ ‌‍ ‌‍ ‍‌ ‌​‌‍‌‌‌‍ ‍‌ ‌​​‍‌‌​ ‌‌‌​​‍‌‌ ‌‍‍ ‌‍‌‌‌ ‍‌​‍‌‌​ ​ ‌​‌​​‍‌‌​ ​ ‌​‌​​‍‌‌​ ​‍​ ​‍​ ‌​‌‍‌‍‌‍‌‌‌‍‌​​ ​‌​ ​ ‌‍​‌​ ‌ ‌‍‌​‌‍​‍‌‍‌‌‌‍​ ​‍‌‌​ ​‍​ ​‍​‍‌‌​ ‌‌‌​‌​​‍ ‍‌‍​ ‌‍‍​‌‍‍‌‌‍ ​‌‍‌​‌ ​‍‌‍‌‌‌‍ ‍​‍‌‌​ ‌‌‌​​‍‌‌ ‌‍‍ ‌‍‌‌‌ ‍‌​‍‌‌​ ​ ‌​‌​​‍‌‌​ ​ ‌​‌​​‍‌‌​ ​‍​ ​‍​ ‌​‌‍‌‍‌‍‌‌‌‍‌​​ ​‌​ ​ ‌‍​‌​ ‌ ‌‍‌​‌‍​‍‌‍‌‌‌‍​ ​ ​​​‍‌‌​ ​‍​ ​‍​‍‌‌​ ‌‌‌​‌​​‍ ‍‌ ‌​‌‍‌‌‌ ‍​‌ ‌​​‍‌‍‌ ​​‌‍‌‌‌ ​‍‌ ​ ‌ ​​‌‍‌‌‌‍​ ‌ ‌​‌‍‍‌‌ ‌‍‌‍‌‌​ ‌‌ ​​‌ ‌‌‌‍​‍‌‍ ​‌‍‍‌‌ ​ ‌‍‍​‌‍‌‌‌‍‌​​‍​‍‌ ‌
🔥 ​​​​‌ ‍ ​‍​‍‌‍ ‌ ​‍‌‍‍‌‌‍‌ ‌‍‍‌‌‍ ‍​‍​‍​ ‍‍​‍​‍‌ ​ ‌‍​‌‌‍ ‍‌‍‍‌‌ ‌​‌ ‍‌​‍ ‍‌‍‍‌‌‍ ​‍​‍​‍ ​​‍​‍‌‍‍​‌ ​‍‌‍‌‌‌‍‌‍​‍​‍​ ‍‍​‍​‍‌‍‍​‌ ‌​‌ ‌​‌ ​​​ ‍‍​‍ ​‍ ‌‍ ​‌‍ ‌‍​ ‌‍​‌‌‍ ​‌‍‍​‌‍ ‌ ​ ‌ ‌​​ ‍‍​ ​ ​ ​​​ ​​​ ​​​‍ ‌ ​ ‌ ‌​‌ ‌‌‌‍‌​‌‍‍‌‌‍ ​‍ ‌‍‍‌‌‍ ‍‌ ‌​‌‍‌‌‌‍ ‍‌ ‌​​‍ ‌‍‌‌‌‍‌​‌‍‍‌‌ ‌​​‍ ‌‍ ‌‌‍ ‌‍‌​‌‍‌‌​ ‌‌ ​​‌ ​‍‌‍‌‌‌ ​ ‌‍‌‌‌‍ ‍‌ ‌​‌‍​‌‌ ‌​‌‍‍‌‌‍ ‌‍ ‍​ ‍ ‌‍‍‌‌‍‌​​ ‌‌ ​​‌‍ ‌ ​ ‌ ‌​​‍ ‌​ ​‍​ ​‍​ ​‍​ ​‍​ ‍‌​ ‍‌​ ‍‌​ ‍ ‌ ‌​‌ ‍‌‌ ​​‌‍‌‌​ ‌‌ ​​‌‍ ‌ ​ ‌ ‌​​ ‍ ‌ ​​‌‍​‌‌ ‌​‌‍‍​​ ‌‌‍​ ‌‍ ‌‍ ‍‌ ‌​‌‍‌‌‌‍ ‍‌ ‌​​‍‌‌​ ‌‌‌​​‍‌‌ ‌‍‍ ‌‍‌‌‌ ‍‌​‍‌‌​ ​ ‌​‌​​‍‌‌​ ​ ‌​‌​​‍‌‌​ ​‍​ ​‍​ ​​​ ‍‌‌‍‌‍‌‍‌‌‌‍​ ​ ‍‌‌‍‌‍‌‍​‍‌‍‌‌​ ‍​‌‍​ ​ ‍‌​‍‌‌​ ​‍​ ​‍​‍‌‌​ ‌‌‌​‌​​‍ ‍‌‍​ ‌‍‍​‌‍‍‌‌‍ ​‌‍‌​‌ ​‍‌‍‌‌‌‍ ‍​‍‌‌​ ‌‌‌​​‍‌‌ ‌‍‍ ‌‍‌‌‌ ‍‌​‍‌‌​ ​ ‌​‌​​‍‌‌​ ​ ‌​‌​​‍‌‌​ ​‍​ ​‍​ ​​​ ‍‌‌‍‌‍‌‍‌‌‌‍​ ​ ‍‌‌‍‌‍‌‍​‍‌‍‌‌​ ‍​‌‍​ ​ ‍‌​ ​​​‍‌‌​ ​‍​ ​‍​‍‌‌​ ‌‌‌​‌​​‍ ‍‌ ‌​‌‍‌‌‌ ‍​‌ ‌​​ ‌‍​‍‌‍​‌‌ ​ ‌‍‌‌‌‌‌‌‌ ​‍‌‍ ​​ ‌‌‍‍​‌ ‌​‌ ‌​‌ ​​​‍‌‌​ ​ ‌​​‌​‍‌‌​ ​‍‌​‌‍​‍‌‌​ ​‍‌​‌‍‌‍ ​‌‍ ‌‍​ ‌‍​‌‌‍ ​‌‍‍​‌‍ ‌ ​ ‌ ‌​​‍‌‌​ ​ ‌​​‌​ ​ ​ ​​​ ​​​ ​​​‍‌‌​ ​‍‌​‌‍‌ ​ ‌ ‌​‌ ‌‌‌‍‌​‌‍‍‌‌‍ ​‍‌‍‌‍‍‌‌‍‌​​ ‌‌ ​​‌‍ ‌ ​ ‌ ‌​​‍ ‌​ ​‍​ ​‍​ ​‍​ ​‍​ ‍‌​ ‍‌​ ‍‌​‍‌‍‌ ‌​‌ ‍‌‌ ​​‌‍‌‌​ ‌‌ ​​‌‍ ‌ ​ ‌ ‌​​‍‌‍‌ ​​‌‍​‌‌ ‌​‌‍‍​​ ‌‌‍​ ‌‍ ‌‍ ‍‌ ‌​‌‍‌‌‌‍ ‍‌ ‌​​‍‌‌​ ‌‌‌​​‍‌‌ ‌‍‍ ‌‍‌‌‌ ‍‌​‍‌‌​ ​ ‌​‌​​‍‌‌​ ​ ‌​‌​​‍‌‌​ ​‍​ ​‍​ ​​​ ‍‌‌‍‌‍‌‍‌‌‌‍​ ​ ‍‌‌‍‌‍‌‍​‍‌‍‌‌​ ‍​‌‍​ ​ ‍‌​‍‌‌​ ​‍​ ​‍​‍‌‌​ ‌‌‌​‌​​‍ ‍‌‍​ ‌‍‍​‌‍‍‌‌‍ ​‌‍‌​‌ ​‍‌‍‌‌‌‍ ‍​‍‌‌​ ‌‌‌​​‍‌‌ ‌‍‍ ‌‍‌‌‌ ‍‌​‍‌‌​ ​ ‌​‌​​‍‌‌​ ​ ‌​‌​​‍‌‌​ ​‍​ ​‍​ ​​​ ‍‌‌‍‌‍‌‍‌‌‌‍​ ​ ‍‌‌‍‌‍‌‍​‍‌‍‌‌​ ‍​‌‍​ ​ ‍‌​ ​​​‍‌‌​ ​‍​ ​‍​‍‌‌​ ‌‌‌​‌​​‍ ‍‌ ‌​‌‍‌‌‌ ‍​‌ ‌​​‍‌‍‌ ​​‌‍‌‌‌ ​‍‌ ​ ‌ ​​‌‍‌‌‌‍​ ‌ ‌​‌‍‍‌‌ ‌‍‌‍‌‌​ ‌‌ ​​‌ ‌‌‌‍​‍‌‍ ​‌‍‍‌‌ ​ ‌‍‍​‌‍‌‌‌‍‌​​‍​‍‌ ‌ Kategória: orientálno-drevitá​​​​‌ ‍ ​‍​‍‌‍ ‌ ​‍‌‍‍‌‌‍‌ ‌‍‍‌‌‍ ‍​‍​‍​ ‍‍​‍​‍‌ ​ ‌‍​‌‌‍ ‍‌‍‍‌‌ ‌​‌ ‍‌​‍ ‍‌‍‍‌‌‍ ​‍​‍​‍ ​​‍​‍‌‍‍​‌ ​‍‌‍‌‌‌‍‌‍​‍​‍​ ‍‍​‍​‍‌‍‍​‌ ‌​‌ ‌​‌ ​​​ ‍‍​‍ ​‍ ‌‍ ​‌‍ ‌‍​ ‌‍​‌‌‍ ​‌‍‍​‌‍ ‌ ​ ‌ ‌​​ ‍‍​ ​ ​ ​​​ ​​​ ​​​‍ ‌ ​ ‌ ‌​‌ ‌‌‌‍‌​‌‍‍‌‌‍ ​‍ ‌‍‍‌‌‍ ‍‌ ‌​‌‍‌‌‌‍ ‍‌ ‌​​‍ ‌‍‌‌‌‍‌​‌‍‍‌‌ ‌​​‍ ‌‍ ‌‌‍ ‌‍‌​‌‍‌‌​ ‌‌ ​​‌ ​‍‌‍‌‌‌ ​ ‌‍‌‌‌‍ ‍‌ ‌​‌‍​‌‌ ‌​‌‍‍‌‌‍ ‌‍ ‍​ ‍ ‌‍‍‌‌‍‌​​ ‌‌ ​​‌‍ ‌ ​ ‌ ‌​​‍ ‌​ ​‍​ ​‍​ ​‍​ ​‍​ ‍‌​ ‍‌​ ‍‌​ ‍ ‌ ‌​‌ ‍‌‌ ​​‌‍‌‌​ ‌‌ ​​‌‍ ‌ ​ ‌ ‌​​ ‍ ‌ ​​‌‍​‌‌ ‌​‌‍‍​​ ‌‌‍​ ‌‍ ‌‍ ‍‌ ‌​‌‍‌‌‌‍ ‍‌ ‌​​‍‌‌​ ‌‌‌​​‍‌‌ ‌‍‍ ‌‍‌‌‌ ‍‌​‍‌‌​ ​ ‌​‌​​‍‌‌​ ​ ‌​‌​​‍‌‌​ ​‍​ ​‍​ ​​​ ‍‌‌‍‌‍‌‍‌‌‌‍​ ​ ‍‌‌‍‌‍‌‍​‍‌‍‌‌​ ‍​‌‍​ ​ ‍‌​‍‌‌​ ​‍​ ​‍​‍‌‌​ ‌‌‌​‌​​‍ ‍‌‍​ ‌‍‍​‌‍‍‌‌‍ ​‌‍‌​‌ ​‍‌‍‌‌‌‍ ‍​‍‌‌​ ‌‌‌​​‍‌‌ ‌‍‍ ‌‍‌‌‌ ‍‌​‍‌‌​ ​ ‌​‌​​‍‌‌​ ​ ‌​‌​​‍‌‌​ ​‍​ ​‍​ ​​​ ‍‌‌‍‌‍‌‍‌‌‌‍​ ​ ‍‌‌‍‌‍‌‍​‍‌‍‌‌​ ‍​‌‍​ ​ ‍‌​ ​‌​‍‌‌​ ​‍​ ​‍​‍‌‌​ ‌‌‌​‌​​‍ ‍‌ ‌​‌‍‌‌‌ ‍​‌ ‌​​ ‌‍​‍‌‍​‌‌ ​ ‌‍‌‌‌‌‌‌‌ ​‍‌‍ ​​ ‌‌‍‍​‌ ‌​‌ ‌​‌ ​​​‍‌‌​ ​ ‌​​‌​‍‌‌​ ​‍‌​‌‍​‍‌‌​ ​‍‌​‌‍‌‍ ​‌‍ ‌‍​ ‌‍​‌‌‍ ​‌‍‍​‌‍ ‌ ​ ‌ ‌​​‍‌‌​ ​ ‌​​‌​ ​ ​ ​​​ ​​​ ​​​‍‌‌​ ​‍‌​‌‍‌ ​ ‌ ‌​‌ ‌‌‌‍‌​‌‍‍‌‌‍ ​‍‌‍‌‍‍‌‌‍‌​​ ‌‌ ​​‌‍ ‌ ​ ‌ ‌​​‍ ‌​ ​‍​ ​‍​ ​‍​ ​‍​ ‍‌​ ‍‌​ ‍‌​‍‌‍‌ ‌​‌ ‍‌‌ ​​‌‍‌‌​ ‌‌ ​​‌‍ ‌ ​ ‌ ‌​​‍‌‍‌ ​​‌‍​‌‌ ‌​‌‍‍​​ ‌‌‍​ ‌‍ ‌‍ ‍‌ ‌​‌‍‌‌‌‍ ‍‌ ‌​​‍‌‌​ ‌‌‌​​‍‌‌ ‌‍‍ ‌‍‌‌‌ ‍‌​‍‌‌​ ​ ‌​‌​​‍‌‌​ ​ ‌​‌​​‍‌‌​ ​‍​ ​‍​ ​​​ ‍‌‌‍‌‍‌‍‌‌‌‍​ ​ ‍‌‌‍‌‍‌‍​‍‌‍‌‌​ ‍​‌‍​ ​ ‍‌​‍‌‌​ ​‍​ ​‍​‍‌‌​ ‌‌‌​‌​​‍ ‍‌‍​ ‌‍‍​‌‍‍‌‌‍ ​‌‍‌​‌ ​‍‌‍‌‌‌‍ ‍​‍‌‌​ ‌‌‌​​‍‌‌ ‌‍‍ ‌‍‌‌‌ ‍‌​‍‌‌​ ​ ‌​‌​​‍‌‌​ ​ ‌​‌​​‍‌‌​ ​‍​ ​‍​ ​​​ ‍‌‌‍‌‍‌‍‌‌‌‍​ ​ ‍‌‌‍‌‍‌‍​‍‌‍‌‌​ ‍​‌‍​ ​ ‍‌​ ​‌​‍‌‌​ ​‍​ ​‍​‍‌‌​ ‌‌‌​‌​​‍ ‍‌ ‌​‌‍‌‌‌ ‍​‌ ‌​​‍‌‍‌ ​​‌‍‌‌‌ ​‍‌ ​ ‌ ​​‌‍‌‌‌‍​ ‌ ‌​‌‍‍‌‌ ‌‍‌‍‌‌​ ‌‌ ​​‌ ‌‌‌‍​‍‌‍ ​‌‍‍‌‌ ​ ‌‍‍​‌‍‌‌‌‍‌​​‍​‍‌ ‌
Tento parfum sa stal fenoménom a aj v roku
2025 patrí medzi najžiadanejšie. Jeho
kombinácia jantáru, šafranu a drevitých tónov
vytvára luxusnú a návykovú vôňu, ktorá
zanecháva nezabudnuteľný dojem.​​​​‌ ‍ ​‍​‍‌‍ ‌ ​‍‌‍‍‌‌‍‌ ‌‍‍‌‌‍ ‍​‍​‍​ ‍‍​‍​‍‌ ​ ‌‍​‌‌‍ ‍‌‍‍‌‌ ‌​‌ ‍‌​‍ ‍‌‍‍‌‌‍ ​‍​‍​‍ ​​‍​‍‌‍‍​‌ ​‍‌‍‌‌‌‍‌‍​‍​‍​ ‍‍​‍​‍‌‍‍​‌ ‌​‌ ‌​‌ ​​​ ‍‍​‍ ​‍ ‌‍ ​‌‍ ‌‍​ ‌‍​‌‌‍ ​‌‍‍​‌‍ ‌ ​ ‌ ‌​​ ‍‍​ ​ ​ ​​​ ​​​ ​​​‍ ‌ ​ ‌ ‌​‌ ‌‌‌‍‌​‌‍‍‌‌‍ ​‍ ‌‍‍‌‌‍ ‍‌ ‌​‌‍‌‌‌‍ ‍‌ ‌​​‍ ‌‍‌‌‌‍‌​‌‍‍‌‌ ‌​​‍ ‌‍ ‌‌‍ ‌‍‌​‌‍‌‌​ ‌‌ ​​‌ ​‍‌‍‌‌‌ ​ ‌‍‌‌‌‍ ‍‌ ‌​‌‍​‌‌ ‌​‌‍‍‌‌‍ ‌‍ ‍​ ‍ ‌‍‍‌‌‍‌​​ ‌‌ ​​‌‍ ‌ ​ ‌ ‌​​‍ ‌​ ​‍​ ​‍​ ​‍​ ​‍​ ‍‌​ ‍‌​ ‍‌​ ‍ ‌ ‌​‌ ‍‌‌ ​​‌‍‌‌​ ‌‌ ​​‌‍ ‌ ​ ‌ ‌​​ ‍ ‌ ​​‌‍​‌‌ ‌​‌‍‍​​ ‌‌‍​ ‌‍ ‌‍ ‍‌ ‌​‌‍‌‌‌‍ ‍‌ ‌​​‍‌‌​ ‌‌‌​​‍‌‌ ‌‍‍ ‌‍‌‌‌ ‍‌​‍‌‌​ ​ ‌​‌​​‍‌‌​ ​ ‌​‌​​‍‌‌​ ​‍​ ​‍‌‍​ ​ ​‌​ ‌ ​ ‌ ​ ​‍​ ‌​​ ‌ ​ ‌ ​ ‌ ​ ​‌‌‍​‌​ ‌‌​‍‌‌​ ​‍​ ​‍​‍‌‌​ ‌‌‌​‌​​‍ ‍‌‍​ ‌‍‍​‌‍‍‌‌‍ ​‌‍‌​‌ ​‍‌‍‌‌‌‍ ‍​‍‌‌​ ‌‌‌​​‍‌‌ ‌‍‍ ‌‍‌‌‌ ‍‌​‍‌‌​ ​ ‌​‌​​‍‌‌​ ​ ‌​‌​​‍‌‌​ ​‍​ ​‍‌‍​ ​ ​‌​ ‌ ​ ‌ ​ ​‍​ ‌​​ ‌ ​ ‌ ​ ‌ ​ ​‌‌‍​‌​ ‌‌​ ​​​‍‌‌​ ​‍​ ​‍​‍‌‌​ ‌‌‌​‌​​‍ ‍‌ ‌​‌‍‌‌‌ ‍​‌ ‌​​ ‌‍​‍‌‍​‌‌ ​ ‌‍‌‌‌‌‌‌‌ ​‍‌‍ ​​ ‌‌‍‍​‌ ‌​‌ ‌​‌ ​​​‍‌‌​ ​ ‌​​‌​‍‌‌​ ​‍‌​‌‍​‍‌‌​ ​‍‌​‌‍‌‍ ​‌‍ ‌‍​ ‌‍​‌‌‍ ​‌‍‍​‌‍ ‌ ​ ‌ ‌​​‍‌‌​ ​ ‌​​‌​ ​ ​ ​​​ ​​​ ​​​‍‌‌​ ​‍‌​‌‍‌ ​ ‌ ‌​‌ ‌‌‌‍‌​‌‍‍‌‌‍ ​‍‌‍‌‍‍‌‌‍‌​​ ‌‌ ​​‌‍ ‌ ​ ‌ ‌​​‍ ‌​ ​‍​ ​‍​ ​‍​ ​‍​ ‍‌​ ‍‌​ ‍‌​‍‌‍‌ ‌​‌ ‍‌‌ ​​‌‍‌‌​ ‌‌ ​​‌‍ ‌ ​ ‌ ‌​​‍‌‍‌ ​​‌‍​‌‌ ‌​‌‍‍​​ ‌‌‍​ ‌‍ ‌‍ ‍‌ ‌​‌‍‌‌‌‍ ‍‌ ‌​​‍‌‌​ ‌‌‌​​‍‌‌ ‌‍‍ ‌‍‌‌‌ ‍‌​‍‌‌​ ​ ‌​‌​​‍‌‌​ ​ ‌​‌​​‍‌‌​ ​‍​ ​‍‌‍​ ​ ​‌​ ‌ ​ ‌ ​ ​‍​ ‌​​ ‌ ​ ‌ ​ ‌ ​ ​‌‌‍​‌​ ‌‌​‍‌‌​ ​‍​ ​‍​‍‌‌​ ‌‌‌​‌​​‍ ‍‌‍​ ‌‍‍​‌‍‍‌‌‍ ​‌‍‌​‌ ​‍‌‍‌‌‌‍ ‍​‍‌‌​ ‌‌‌​​‍‌‌ ‌‍‍ ‌‍‌‌‌ ‍‌​‍‌‌​ ​ ‌​‌​​‍‌‌​ ​ ‌​‌​​‍‌‌​ ​‍​ ​‍‌‍​ ​ ​‌​ ‌ ​ ‌ ​ ​‍​ ‌​​ ‌ ​ ‌ ​ ‌ ​ ​‌‌‍​‌​ ‌‌​ ​​​‍‌‌​ ​‍​ ​‍​‍‌‌​ ‌‌‌​‌​​‍ ‍‌ ‌​‌‍‌‌‌ ‍​‌ ‌​​‍‌‍‌ ​​‌‍‌‌‌ ​‍‌ ​ ‌ ​​‌‍‌‌‌‍​ ‌ ‌​‌‍‍‌‌ ‌‍‌‍‌‌​ ‌‌ ​​‌ ‌‌‌‍​‍‌‍ ​‌‍‍‌‌ ​ ‌‍‍​‌‍‌‌‌‍‌​​‍​‍‌ ‌